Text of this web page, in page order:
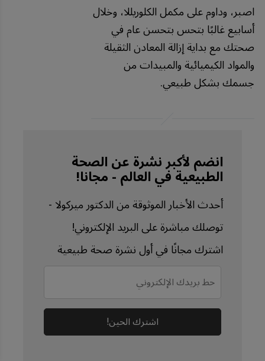
اصبر، وداوم على مكمل الكلوريللا، وخلال
أسابيع غالبًا بتحس بتحسن عام في
صحتك مع بداية إزالة المعادن الثقيلة
والمواد الكيميائية والمبيدات من
جسمك بشكل طبيعي.
انضم لأكبر نشرة عن الصحة
الطبيعية في العالم - مجانا!
أحدث الأخبار الموثوقة من الدكتور ميركولا -
توصلك مباشرة على البريد الإلكتروني!
اشترك مجانًا في أول نشرة صحة طبيعية
اشترك الحين!